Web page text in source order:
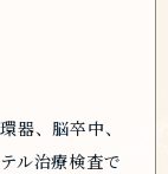
器、脳卒中、
ル治療検査で